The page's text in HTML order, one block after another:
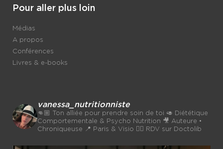
Pour aller plus loin
Médias
A propos
Conférences
Livres & e-books
vanessa_nutritionniste
👊🏼 Ton alliée pour prendre soin de toi 🥑 Diététique
Comportementale & Psycho Nutrition 🎥 Auteure •
Chroniqueuse 📍 Paris & Visio 👉🏼 RDV sur Doctolib